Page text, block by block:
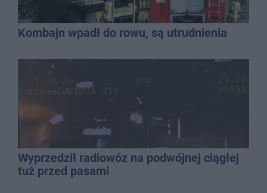
Kombajn wpadł do rowu, są utrudnienia
Wyprzedził radiowóz na podwójnej ciągłej
tuż przed pasami